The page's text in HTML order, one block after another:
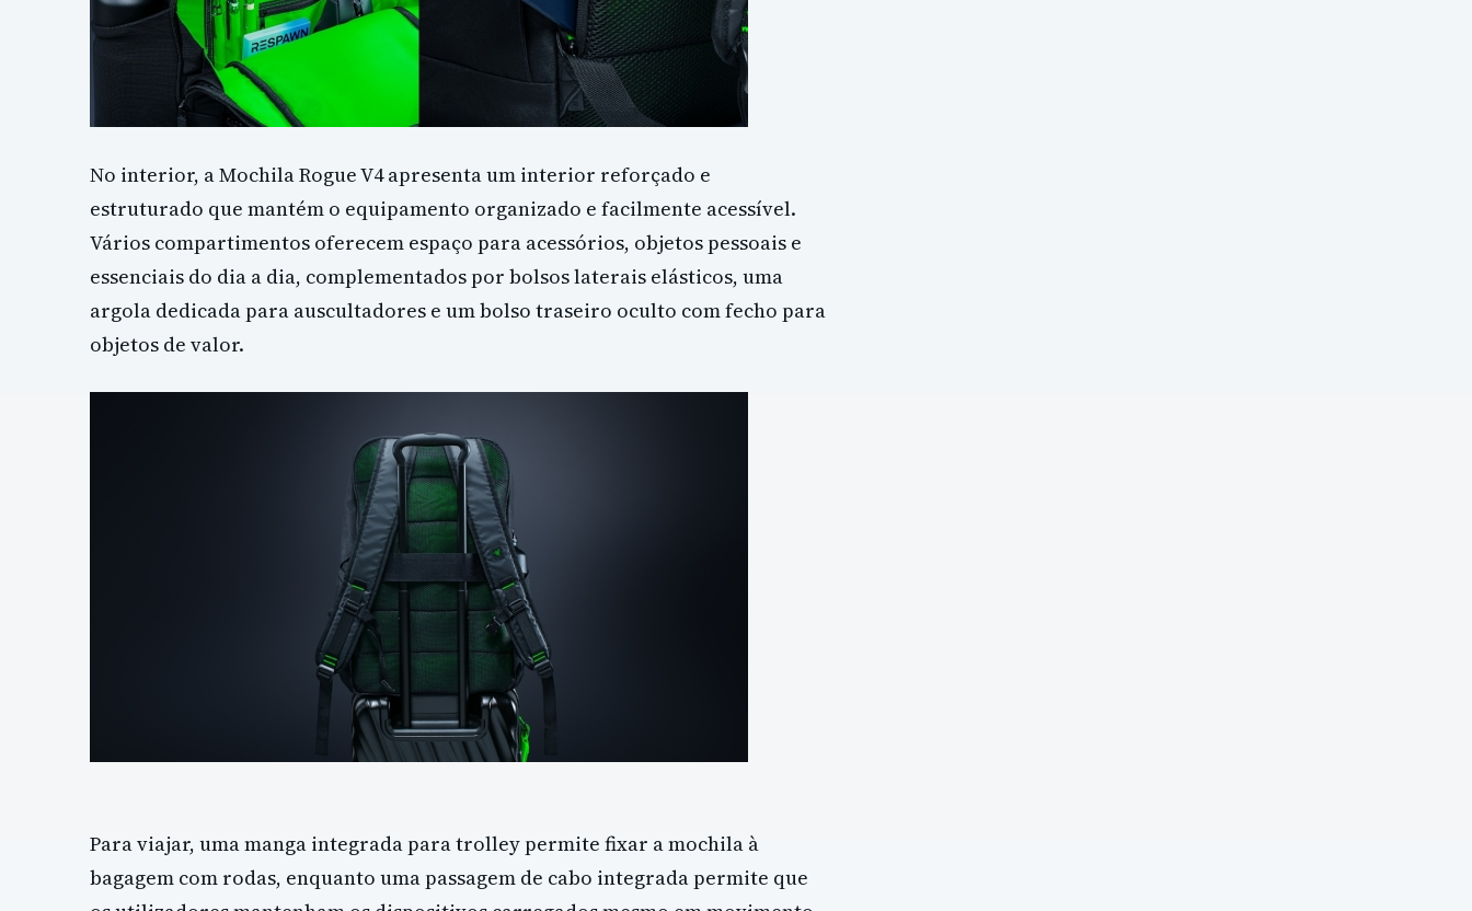
No interior, a Mochila Rogue V4 apresenta um interior reforçado e
estruturado que mantém o equipamento organizado e facilmente acessível.
Vários compartimentos oferecem espaço para acessórios, objetos pessoais e
essenciais do dia a dia, complementados por bolsos laterais elásticos, uma
argola dedicada para auscultadores e um bolso traseiro oculto com fecho para
objetos de valor.
Para viajar, uma manga integrada para trolley permite fixar a mochila à
bagagem com rodas, enquanto uma passagem de cabo integrada permite que